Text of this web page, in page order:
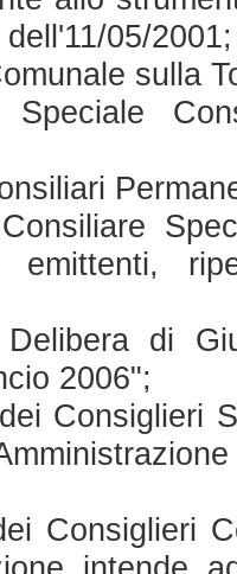
05/2001;
sulla
Speciale
emittenti,
di
2006";
Consiglieri
Consiglieri